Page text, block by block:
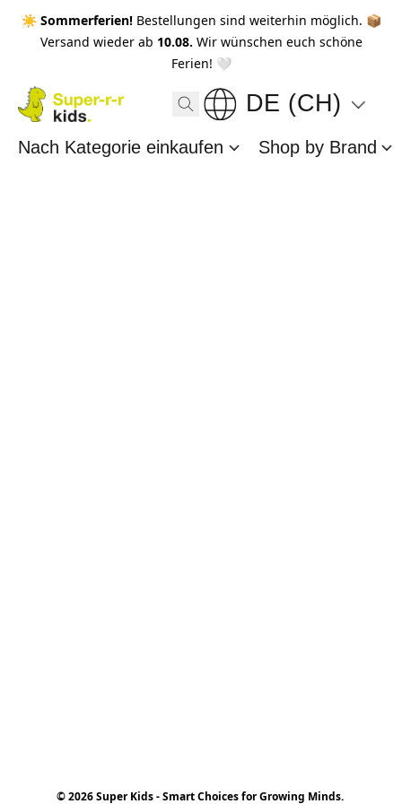
☀️ Sommerferien! Bestellungen sind weiterhin möglich. 📦
Versand wieder ab 10.08. Wir wünschen euch schöne
Ferien! 🤍
DE (CH)
Nach Kategorie einkaufen Shop by Brand
© 2026 Super Kids - Smart Choices for Growing Minds.